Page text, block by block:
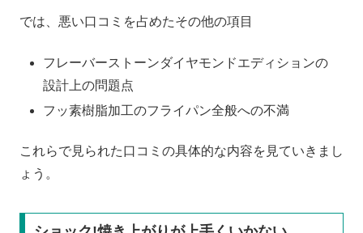
では、悪い口コミを占めたその他の項目
フレーバーストーンダイヤモンドエディションの
設計上の問題点
フッ素樹脂加工のフライパン全般への不満
これらで見られた口コミの具体的な内容を見ていきまし
ょう。